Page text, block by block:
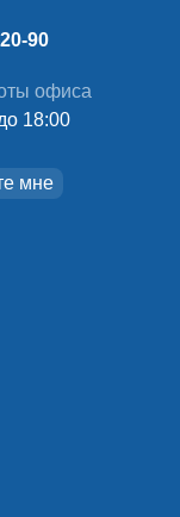
90
офиса
18:00
мне